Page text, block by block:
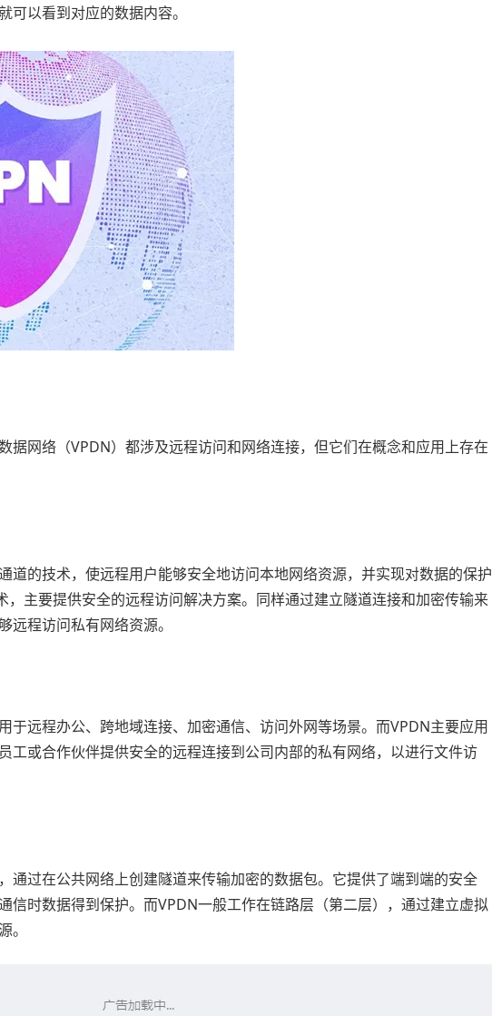
可以看到对应的数据内容。
据网络（VPDN）都涉及远程访问和网络连接，但它们在概念和应用上存在
道的技术，使远程用户能够安全地访问本地网络资源，并实现对数据的保护
，主要提供安全的远程访问解决方案。同样通过建立隧道连接和加密传输来
远程访问私有网络资源。
于远程办公、跨地域连接、加密通信、访问外网等场景。而VPDN主要应用
工或合作伙伴提供安全的远程连接到公司内部的私有网络，以进行文件访
通过在公共网络上创建隧道来传输加密的数据包。它提供了端到端的安全
信时数据得到保护。而VPDN一般工作在链路层（第二层），通过建立虚拟
。